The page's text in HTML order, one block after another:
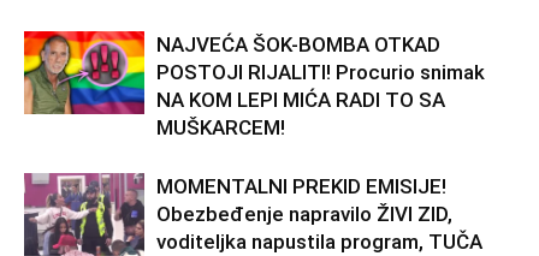
NAJVEĆA ŠOK-BOMBA OTKAD
POSTOJI RIJALITI! Procurio snimak
NA KOM LEPI MIĆA RADI TO SA
MUŠKARCEM!
MOMENTALNI PREKID EMISIJE!
Obezbeđenje napravilo ŽIVI ZID,
voditeljka napustila program, TUČA